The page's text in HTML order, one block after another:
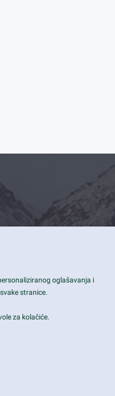
oglašavanja i
stranice.
za kolačiće.